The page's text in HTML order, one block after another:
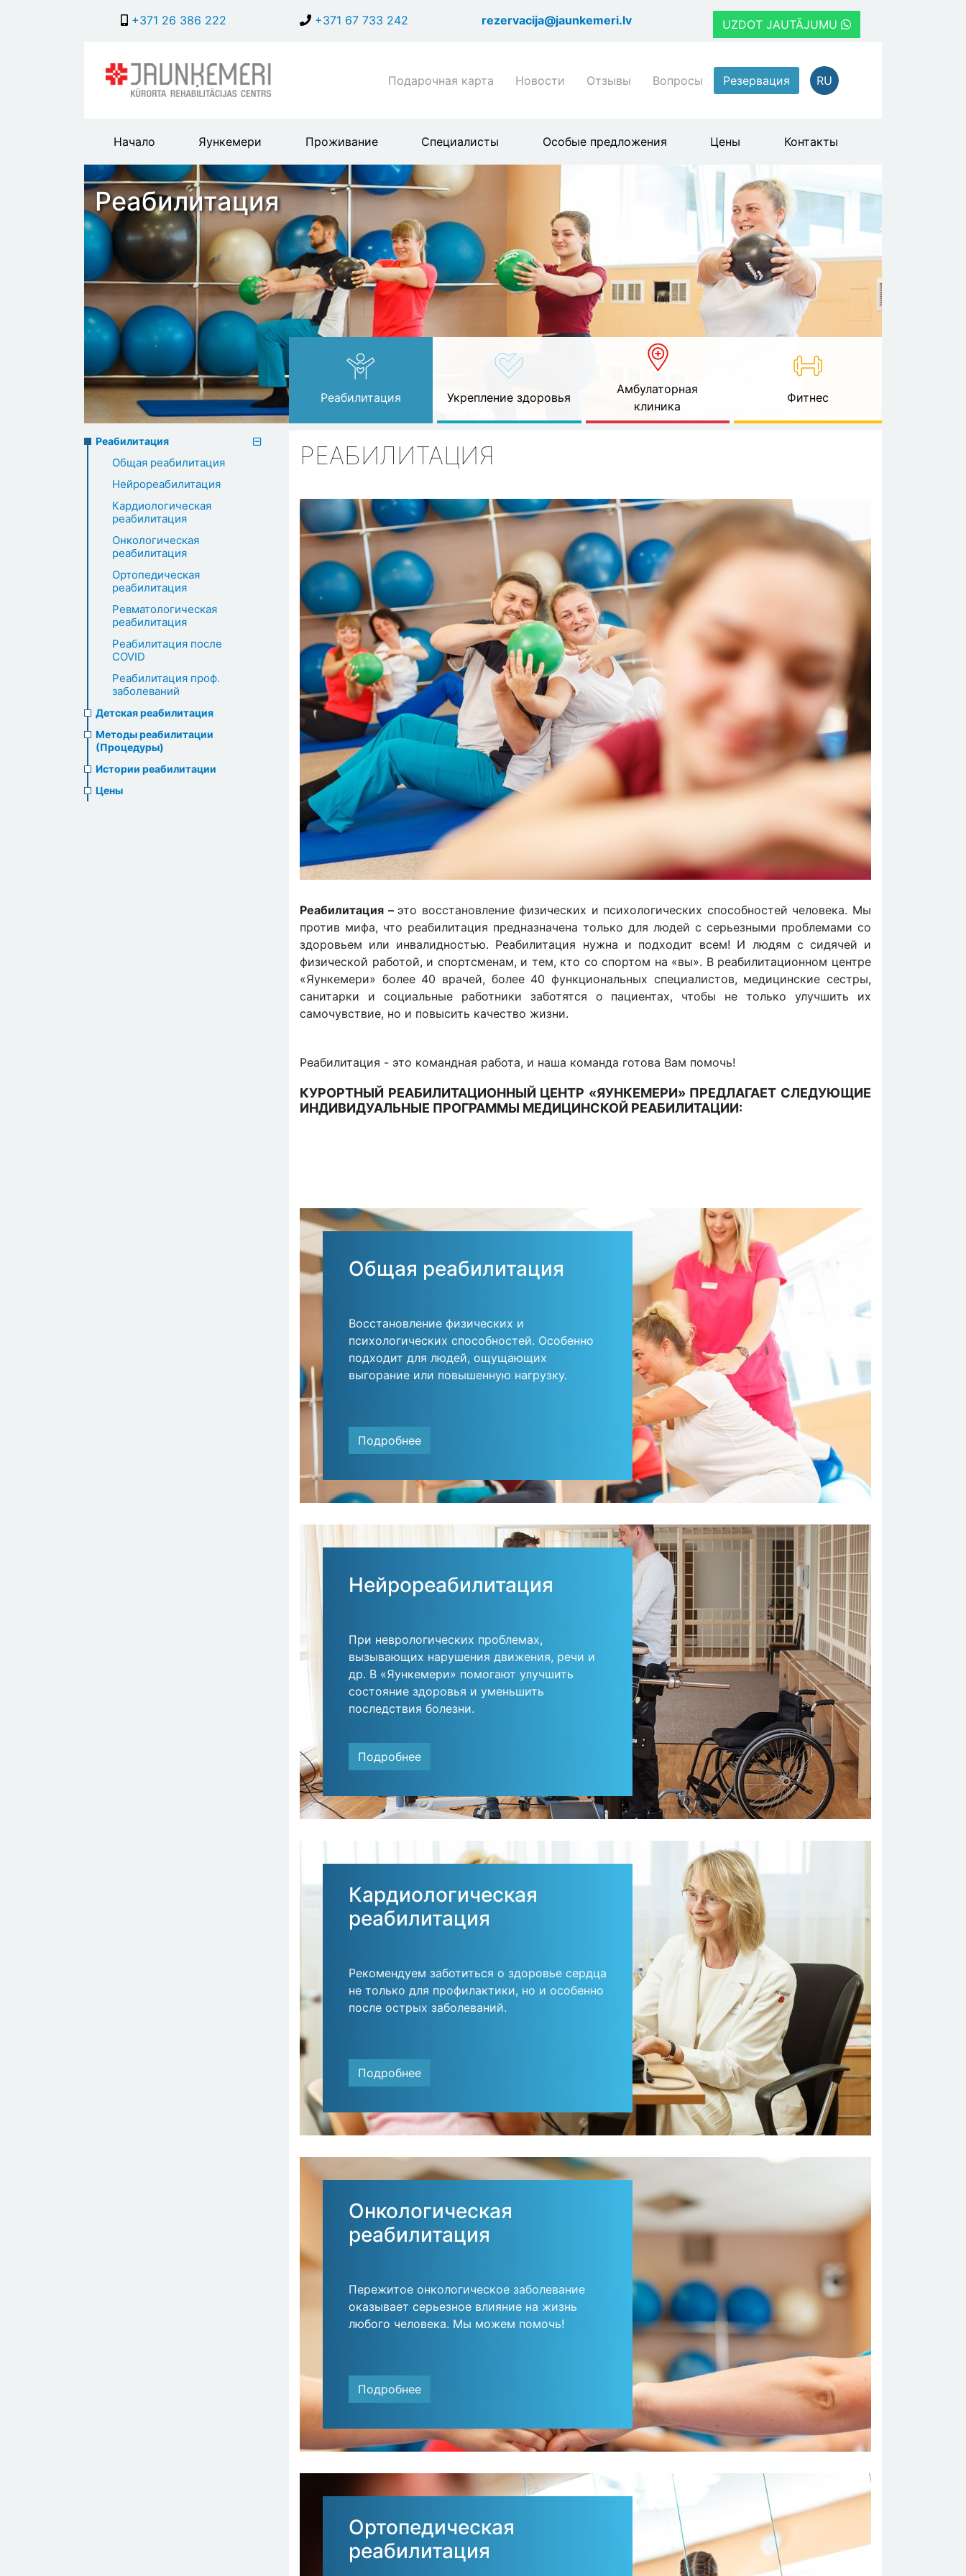
к
+371 26 386 222 +371 67 733 242 rezervacija@jaunkemeri.lv UZDOT JAUTĀJUMU
Shortcuts
menu
Подарочная карта Новости Отзывы Вопросы Резервация RU
Main
header
menu
Начало Яункемери Проживание Специалисты Особые предложения Цены Контакты
Реабилитация
Реабилитация Укрепление здоровья
Амбулаторная
клиника
Фитнес
Rehabilitation
menu
Реабилитация
Общая реабилитация
Нейрореабилитация
Кардиологическая
реабилитация
Онкологическая
реабилитация
Ортопедическая
реабилитация
Ревматологическая
реабилитация
Реабилитация после
COVID
Реабилитация проф.
заболеваний
Детская реабилитация
Методы реабилитации
(Процедуры)
Истории реабилитации
Цены
РЕАБИЛИТАЦИЯ
Реабилитация – это восстановление физических и психологических способностей человека. Мы
против мифа, что реабилитация предназначена только для людей с серьезными проблемами со
здоровьем или инвалидностью. Реабилитация нужна и подходит всем! И людям с сидячей и
физической работой, и спортсменам, и тем, кто со спортом на «вы». В реабилитационном центре
«Яункемери» более 40 врачей, более 40 функциональных специалистов, медицинские сестры,
санитарки и социальные работники заботятся о пациентах, чтобы не только улучшить их
самочувствие, но и повысить качество жизни.
Реабилитация - это командная работа, и наша команда готова Вам помочь!
КУРОРТНЫЙ РЕАБИЛИТАЦИОННЫЙ ЦЕНТР «ЯУНКЕМЕРИ» ПРЕДЛАГАЕТ СЛЕДУЮЩИЕ
ИНДИВИДУАЛЬНЫЕ ПРОГРАММЫ МЕДИЦИНСКОЙ РЕАБИЛИТАЦИИ:
Общая реабилитация
Восстановление физических и
психологических способностей. Особенно
подходит для людей, ощущающих
выгорание или повышенную нагрузку.
Подробнее
Нейрореабилитация
При неврологических проблемах,
вызывающих нарушения движения, речи и
др. В «Яункемери» помогают улучшить
состояние здоровья и уменьшить
последствия болезни.
Подробнее
Кардиологическая
реабилитация
Рекомендуем заботиться о здоровье сердца
не только для профилактики, но и особенно
после острых заболеваний.
Подробнее
Онкологическая
реабилитация
Пережитое онкологическое заболевание
оказывает серьезное влияние на жизнь
любого человека. Мы можем помочь!
Подробнее
Ортопедическая
реабилитация